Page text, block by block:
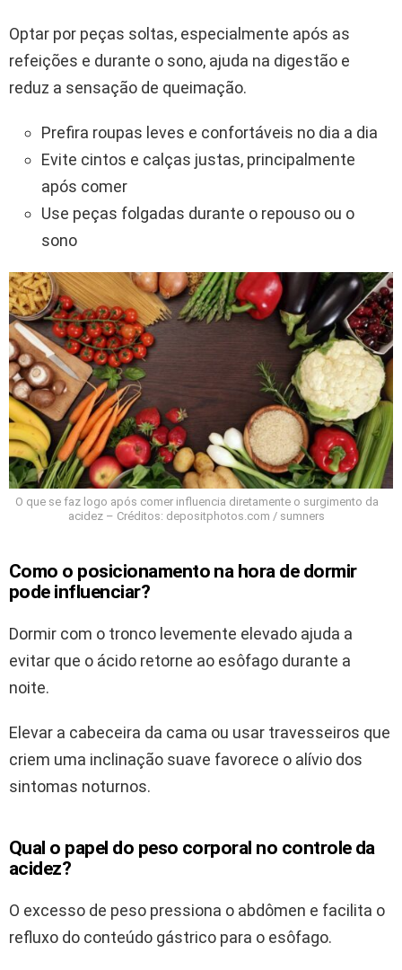
Optar por peças soltas, especialmente após as
refeições e durante o sono, ajuda na digestão e
reduz a sensação de queimação.
Prefira roupas leves e confortáveis no dia a dia
Evite cintos e calças justas, principalmente
após comer
Use peças folgadas durante o repouso ou o
sono
O que se faz logo após comer influencia diretamente o surgimento da
acidez – Créditos: depositphotos.com / sumners
Como o posicionamento na hora de dormir
pode influenciar?
Dormir com o tronco levemente elevado ajuda a
evitar que o ácido retorne ao esôfago durante a
noite.
Elevar a cabeceira da cama ou usar travesseiros que
criem uma inclinação suave favorece o alívio dos
sintomas noturnos.
Qual o papel do peso corporal no controle da
acidez?
O excesso de peso pressiona o abdômen e facilita o
refluxo do conteúdo gástrico para o esôfago.